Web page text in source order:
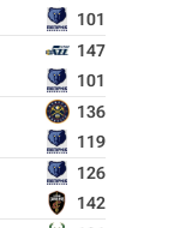
101
147
101
136
119
126
142